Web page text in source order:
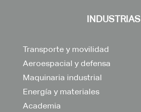
INDUSTRIAS
Transporte y movilidad
Aeroespacial y defensa
Maquinaria industrial
Energía y materiales
Academia